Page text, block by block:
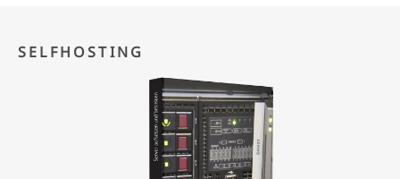
SELFHOSTING